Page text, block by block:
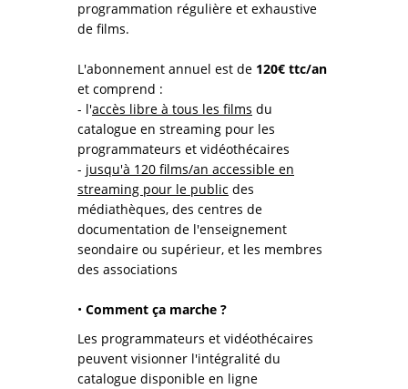
programmation régulière et exhaustive
de films.
L'abonnement annuel est de 120€ ttc/an
et comprend :
- l'accès libre à tous les films du
catalogue en streaming pour les
programmateurs et vidéothécaires
- jusqu'à 120 films/an accessible en
streaming pour le public des
médiathèques, des centres de
documentation de l'enseignement
seondaire ou supérieur, et les membres
des associations
• Comment ça marche ?
Les programmateurs et vidéothécaires
peuvent visionner l'intégralité du
catalogue disponible en ligne